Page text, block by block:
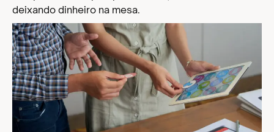
deixando dinheiro na mesa.